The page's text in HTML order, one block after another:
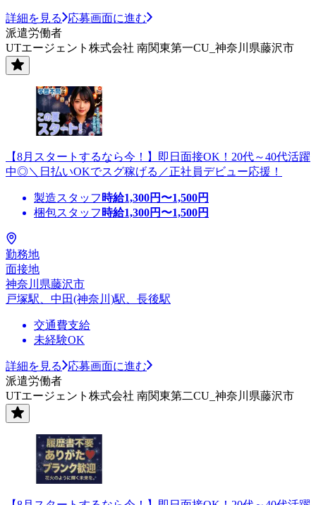
詳細を見る
応募画面に進む
派遣労働者
UTエージェント株式会社 南関東第一CU_神奈川県藤沢市
【8月スタートするなら今！】即日面接OK！20代～40代活躍
中◎＼日払いOKでスグ稼げる／正社員デビュー応援！
製造スタッフ 時給1,300円〜1,500円
梱包スタッフ 時給1,300円〜1,500円
勤務地
面接地
神奈川県藤沢市
戸塚駅、中田(神奈川)駅、長後駅
交通費支給
未経験OK
詳細を見る
応募画面に進む
派遣労働者
UTエージェント株式会社 南関東第二CU_神奈川県藤沢市